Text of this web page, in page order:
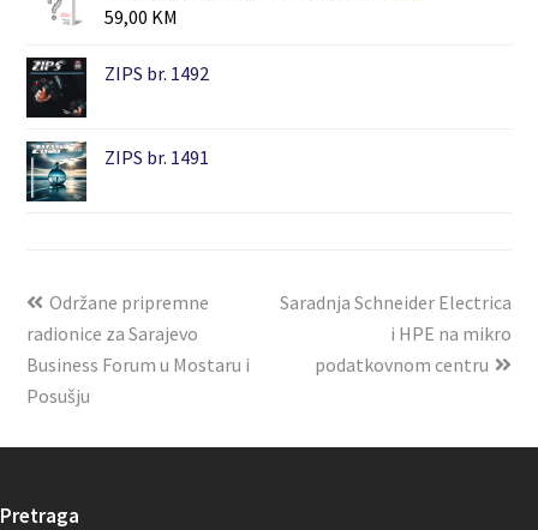
59,00 KM
ZIPS br. 1492
ZIPS br. 1491
Održane pripremne
radionice za Sarajevo
Business Forum u Mostaru i
Posušju
Saradnja Schneider Electrica
i HPE na mikro
podatkovnom centru
Pretraga